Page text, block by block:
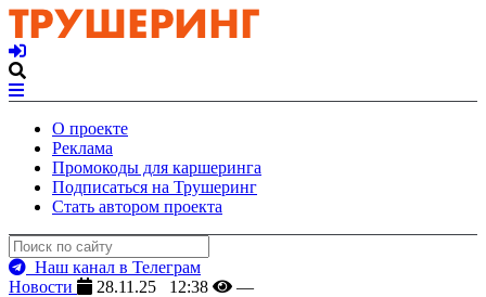
О проекте
Реклама
Промокоды для каршеринга
Подписаться на Трушеринг
Стать автором проекта
Наш канал в Телеграм
Новости
28.11.25 12:38 —